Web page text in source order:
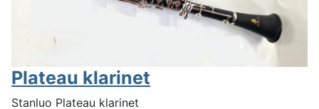
Plateau klarinet
Stanluo Plateau klarinet